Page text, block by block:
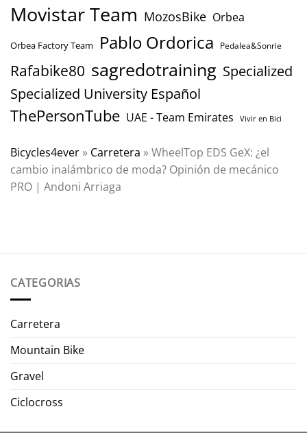
Movistar Team MozosBike Orbea
Orbea Factory Team Pablo Ordorica Pedalea&Sonrie
Rafabike80 sagredotraining Specialized
Specialized University Español
ThePersonTube UAE - Team Emirates Vivir en Bici
Bicycles4ever » Carretera »WheelTop EDS GeX: ¿el
cambio inalámbrico de moda? Opinión de mecánico
PRO | Andoni Arriaga
CATEGORIAS
Carretera
Mountain Bike
Gravel
Ciclocross